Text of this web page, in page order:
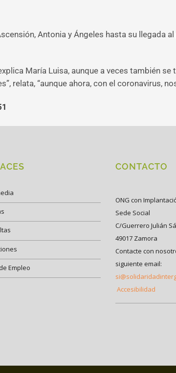
Antonia y Ángeles hasta su llegada
María Luisa, aunque a veces también
relata, “aunque ahora, con el coronavirus,
Empleo
CONTACTO
ONG con
Sede Social
C/Guerrero Julián
49017 Zamora
Contacte con
siguiente email:
Accesibilidad